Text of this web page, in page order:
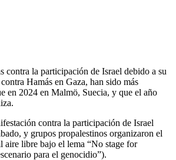
contra la participación de Israel debido a su
Hamás en Gaza, han sido más
en 2024 en Malmö, Suecia, y que el año
contra la participación de Israel
y grupos propalestinos organizaron el
aire libre bajo el lema “No stage for
para el genocidio”).